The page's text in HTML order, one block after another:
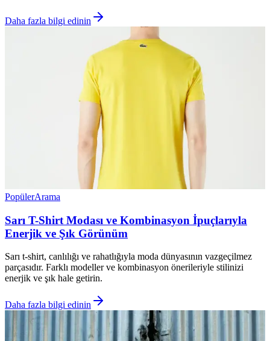
Daha fazla bilgi edinin
PopülerArama
Sarı T-Shirt Modası ve Kombinasyon İpuçlarıyla
Enerjik ve Şık Görünüm
Sarı t-shirt, canlılığı ve rahatlığıyla moda dünyasının vazgeçilmez
parçasıdır. Farklı modeller ve kombinasyon önerileriyle stilinizi
enerjik ve şık hale getirin.
Daha fazla bilgi edinin